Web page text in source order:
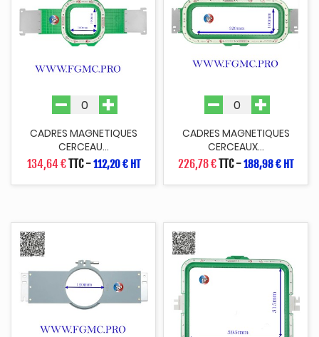
CADRES MAGNETIQUES
CERCEAU...
134,64 €TTC-112,20 € HT
CADRES MAGNETIQUES
CERCEAUX...
226,78 €TTC-188,98 € HT